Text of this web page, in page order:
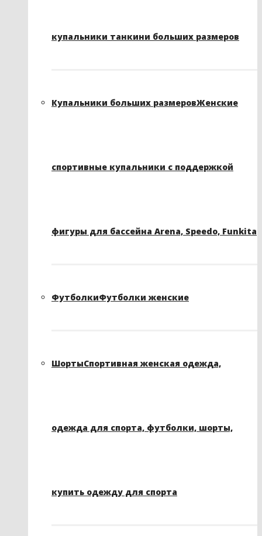
купальники танкини больших размеров
Купальники больших размеровЖенские
спортивные купальники с поддержкой
фигуры для бассейна Arena, Speedo, Funkita
ФутболкиФутболки женские
ШортыСпортивная женская одежда,
одежда для спорта, футболки, шорты,
купить одежду для спорта